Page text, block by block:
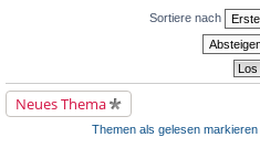
r
a
g
e
i
t
n
e
r
e
s
e
Sortiere nach
Neues Thema
Themen als gelesen markieren